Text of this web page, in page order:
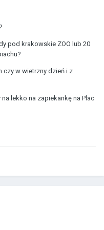
pod krakowskie ZOO lub 20
czy w wietrzny dzień i z
lekko na zapiekankę na Plac